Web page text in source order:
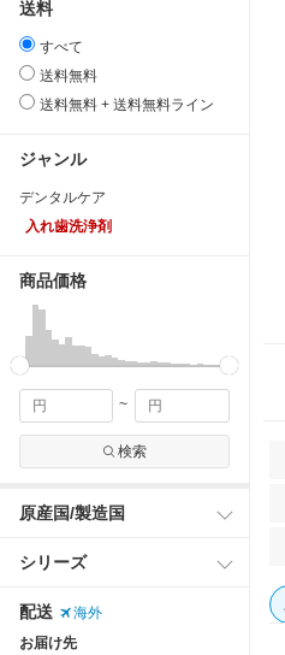
送料
すべて
送料無料
送料無料 + 送料無料ライン
ジャンル
デンタルケア
入れ歯洗浄剤
商品価格
~
検索
原産国/製造国
シリーズ
配送
海外
お届け先